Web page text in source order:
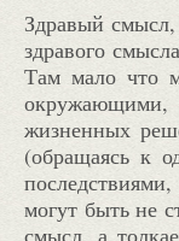
Здравый
здравого
Там мало что
окружающими,
жизненных
(обращаясь к
могут быть не
смысл, а